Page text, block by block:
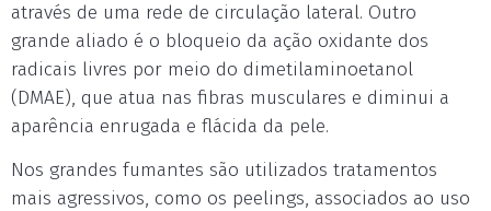
através de uma rede de circulação lateral. Outro
grande aliado é o bloqueio da ação oxidante dos
radicais livres por meio do dimetilaminoetanol
(DMAE), que atua nas fibras musculares e diminui a
aparência enrugada e flácida da pele.
Nos grandes fumantes são utilizados tratamentos
mais agressivos, como os peelings, associados ao uso